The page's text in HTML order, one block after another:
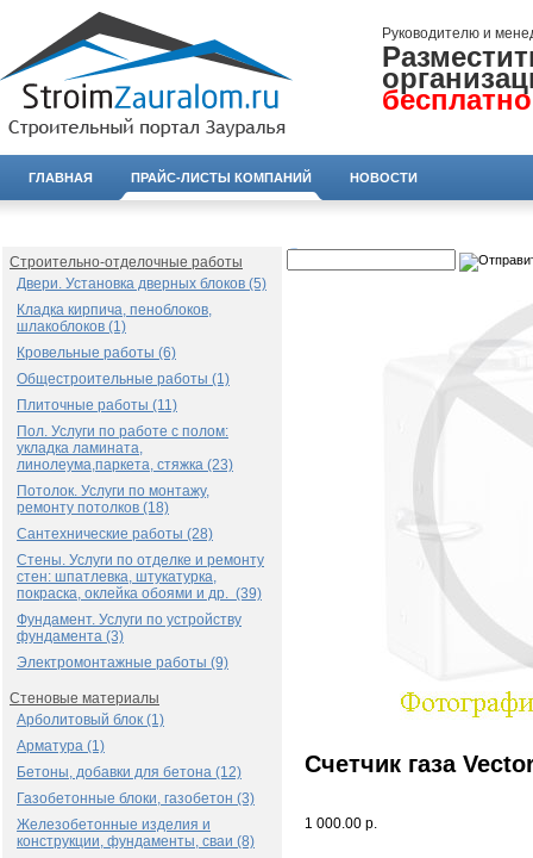
Руководителю и
бесплатно
ГЛАВНАЯ ПРАЙС-ЛИСТЫ КОМПАНИЙ НОВОСТИ
Строительно-отделочные работы
Двери. Установка дверных блоков (5)
Кладка кирпича, пеноблоков,
шлакоблоков (1)
Кровельные работы (6)
Общестроительные работы (1)
Плиточные работы (11)
Пол. Услуги по работе с полом:
укладка ламината,
линолеума,паркета, стяжка (23)
Потолок. Услуги по монтажу,
ремонту потолков (18)
Сантехнические работы (28)
Стены. Услуги по отделке и ремонту
стен: шпатлевка, штукатурка,
покраска, оклейка обоями и др. (39)
Фундамент. Услуги по устройству
фундамента (3)
Электромонтажные работы (9)
Стеновые материалы
Арболитовый блок (1)
Арматура (1)
Бетоны, добавки для бетона (12)
Газобетонные блоки, газобетон (3)
Железобетонные изделия и
конструкции, фундаменты, сваи (8)
Счетчик газа
1 000.00 р.